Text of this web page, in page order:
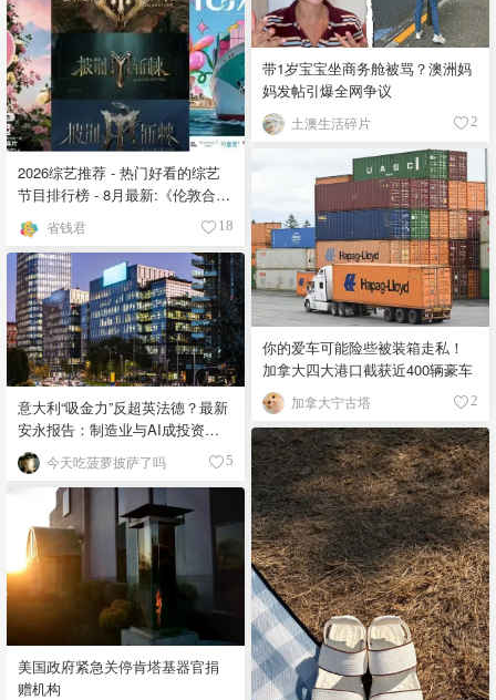
2026综艺推荐 - 热门好看的综艺
节目排行榜 - 8月最新:《​​伦敦合伙
人》回归啦
省钱君 18
带1岁宝宝坐商务舱被骂？澳洲妈
妈发帖引爆全网争议
土澳生活碎片 2
你的爱车可能险些被装箱走私！
加拿大四大港口截获近400辆豪车
加拿大宁古塔 2
意大利“吸金力”反超英法德？最新
安永报告：制造业与AI成投资新
宠！ 今天吃菠萝披萨了吗 5
美国政府紧急关停肯塔基器官捐
赠机构